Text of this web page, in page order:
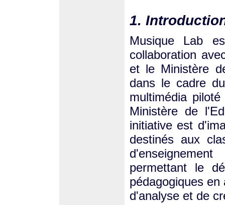
1.
Musique Lab
collaboration
et le Ministère
dans le cadre
multimédia
Ministère de
initiative est
destinés aux
permettant le
pédagogiques
d'analyse et de